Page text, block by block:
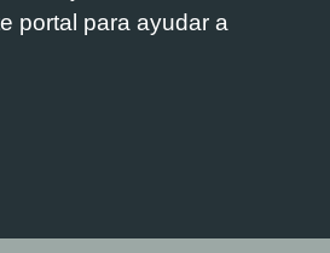
portal para ayudar a